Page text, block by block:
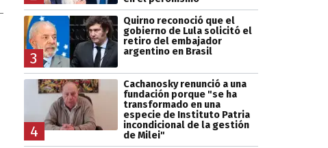
3
Quirno reconoció que el
gobierno de Lula solicitó el
retiro del embajador
argentino en Brasil
4
Cachanosky renunció a una
fundación porque "se ha
transformado en una
especie de Instituto Patria
incondicional de la gestión
de Milei"